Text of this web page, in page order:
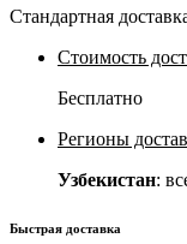
Стандартная
Стоимость
Бесплатно
Регионы
Узбекистан:
Быстрая доставка